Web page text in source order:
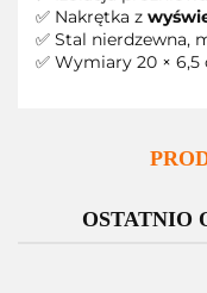
✅ Nakrętka z
✅ Stal nierdzewna,
✅ Wymiary 20 × 6,5
OSTATNIO